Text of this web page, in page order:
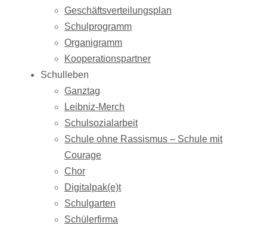
Geschäftsverteilungsplan
Schulprogramm
Organigramm
Kooperationspartner
Schulleben
Ganztag
Leibniz-Merch
Schulsozialarbeit
Schule ohne Rassismus – Schule mit
Courage
Chor
Digitalpak(e)t
Schulgarten
Schülerfirma